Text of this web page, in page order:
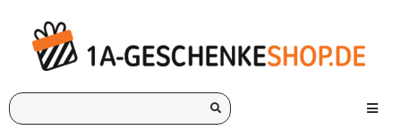
Ich
suche
Menü